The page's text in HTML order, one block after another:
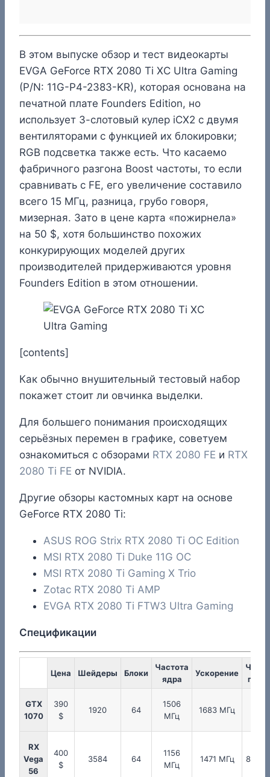
В этом выпуске обзор и тест видеокарты
EVGA GeForce RTX 2080 Ti XC Ultra Gaming
(P/N: 11G-P4-2383-KR), которая основана на
печатной плате Founders Edition, но
использует 3-слотовый кулер iCX2 с двумя
вентиляторами с функцией их блокировки;
RGB подсветка также есть. Что касаемо
фабричного разгона Boost частоты, то если
сравнивать с FE, его увеличение составило
всего 15 МГц, разница, грубо говоря,
мизерная. Зато в цене карта «пожирнела»
на 50 $, хотя большинство похожих
конкурирующих моделей других
производителей придерживаются уровня
Founders Edition в этом отношении.
[contents]
Как обычно внушительный тестовый набор
покажет стоит ли овчинка выделки.
Для большего понимания происходящих
серьёзных перемен в графике, советуем
ознакомиться с обзорами RTX 2080 FE и RTX
2080 Ti FE от NVIDIA.
Другие обзоры кастомных карт на основе
GeForce RTX 2080 Ti:
ASUS ROG Strix RTX 2080 Ti OC Edition
MSI RTX 2080 Ti Duke 11G OC
MSI RTX 2080 Ti Gaming X Trio
Zotac RTX 2080 Ti AMP
EVGA RTX 2080 Ti FTW3 Ultra Gaming
Спецификации
Цена Шейдеры Блоки
Частота
ядра
Ускорение
GTX
1070
390
$
1920 64
1506
МГц
1683 МГц
RX
Vega
56
400
$
3584 64
1156
МГц
1471 МГц 800